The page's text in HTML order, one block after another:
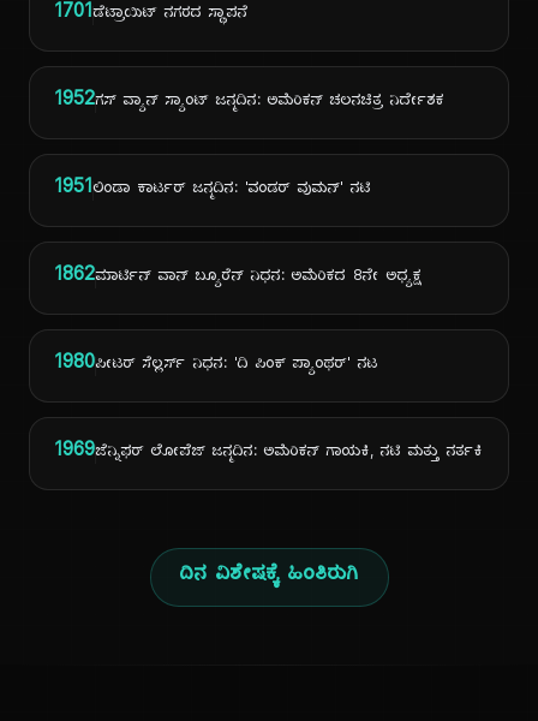
1701ಡೆಟ್ರಾಯಿಟ್ ನಗರದ ಸ್ಥಾಪನೆ
1952ಗಸ್ ವ್ಯಾನ್ ಸ್ಯಾಂಟ್ ಜನ್ಮದಿನ: ಅಮೆರಿಕನ್ ಚಲನಚಿತ್ರ ನಿರ್ದೇಶಕ
1951ಲಿಂಡಾ ಕಾರ್ಟರ್ ಜನ್ಮದಿನ: 'ವಂಡರ್ ವುಮನ್' ನಟಿ
1862ಮಾರ್ಟಿನ್ ವಾನ್ ಬ್ಯೂರೆನ್ ನಿಧನ: ಅಮೆರಿಕದ 8ನೇ ಅಧ್ಯಕ್ಷ
1980ಪೀಟರ್ ಸೆಲ್ಲರ್ಸ್ ನಿಧನ: 'ದಿ ಪಿಂಕ್ ಪ್ಯಾಂಥರ್' ನಟ
1969ಜೆನ್ನಿಫರ್ ಲೋಪೆಜ್ ಜನ್ಮದಿನ: ಅಮೆರಿಕನ್ ಗಾಯಕಿ, ನಟಿ ಮತ್ತು ನರ್ತಕಿ
ದಿನ ವಿಶೇಷಕ್ಕೆ ಹಿಂತಿರುಗಿ